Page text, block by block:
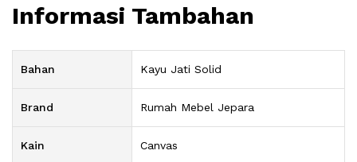
Informasi Tambahan
Bahan Kayu Jati Solid
Brand Rumah Mebel Jepara
Kain Canvas